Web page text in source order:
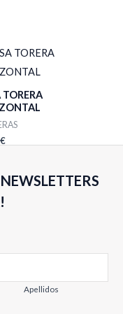
TORERA
€
Apellidos